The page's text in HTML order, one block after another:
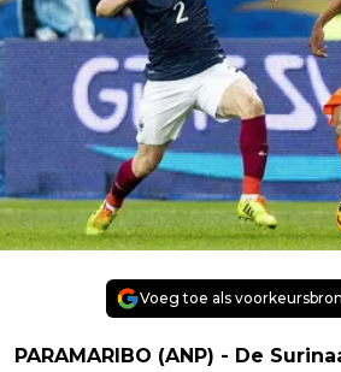
Voeg toe als
PARAMARIBO (ANP) - De